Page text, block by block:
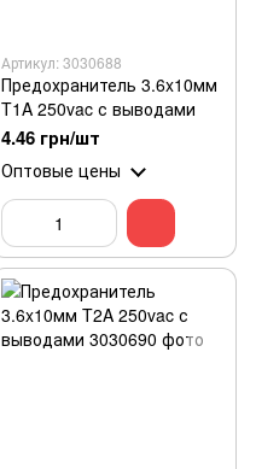
Артикул: 3030688
Предохранитель 3.6x10мм
T1A 250vac с выводами
4.46 грн/шт
Оптовые цены